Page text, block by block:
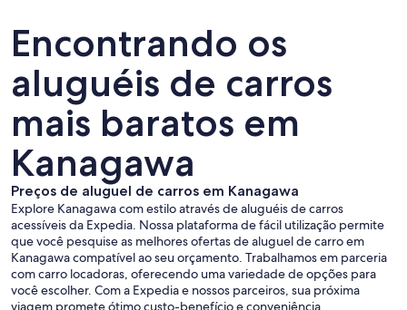
Encontrando os
aluguéis de carros
mais baratos em
Kanagawa
Preços de aluguel de carros em Kanagawa
Explore Kanagawa com estilo através de aluguéis de carros
acessíveis da Expedia. Nossa plataforma de fácil utilização permite
que você pesquise as melhores ofertas de aluguel de carro em
Kanagawa compatível ao seu orçamento. Trabalhamos em parceria
com carro locadoras, oferecendo uma variedade de opções para
você escolher. Com a Expedia e nossos parceiros, sua próxima
viagem promete ótimo custo-benefício e conveniência.